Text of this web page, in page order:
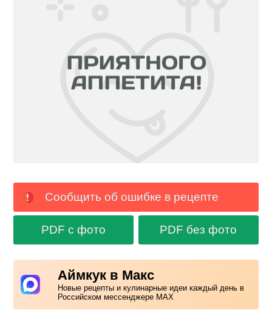
Сообщить об ошибке в рецепте
PDF с фото PDF без фото
Аймкук в Макс
Новые рецепты и кулинарные идеи каждый день в
Российском мессенджере MAX